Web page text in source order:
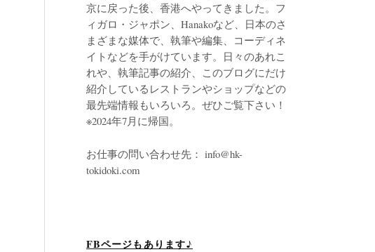
京に戻った後、香港へやってきました。フ
ィガロ・ジャポン、Hanakoなど、日本のさ
まざまな媒体で、執筆や編集、コーディネ
イトなどを手がけています。日々のあれこ
れや、執筆記事の紹介、このブログにだけ
紹介しているレストランやショップなどの
最先端情報もいろいろ。ぜひご覧下さい！
※2024年7月に帰国。
お仕事の問い合わせ先： info@hk-
tokidoki.com
FBページもあります♪